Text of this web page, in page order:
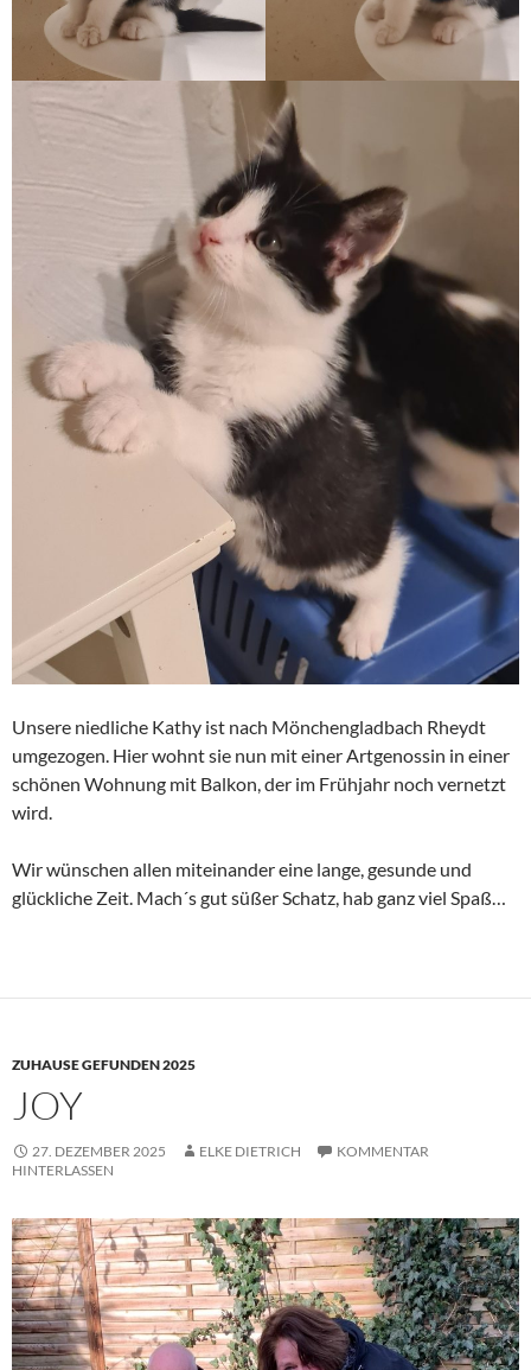
Unsere niedliche Kathy ist nach Mönchengladbach Rheydt
umgezogen. Hier wohnt sie nun mit einer Artgenossin in einer
schönen Wohnung mit Balkon, der im Frühjahr noch vernetzt
wird.
Wir wünschen allen miteinander eine lange, gesunde und
glückliche Zeit. Mach´s gut süßer Schatz, hab ganz viel Spaß…
ZUHAUSE GEFUNDEN 2025
JOY
27. DEZEMBER 2025 ELKE DIETRICH
KOMMENTAR
HINTERLASSEN